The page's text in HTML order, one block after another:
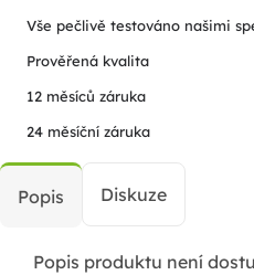
Vše pečlivě testováno našimi
Prověřená kvalita
12 měsíců záruka
24 měsíční záruka
Popis Diskuze
Popis produktu není